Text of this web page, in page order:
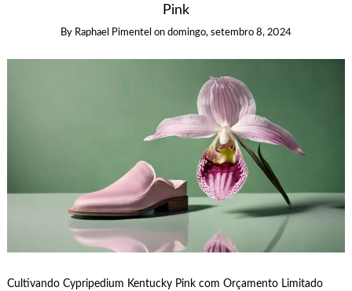
Pink
By Raphael Pimentel on domingo, setembro 8, 2024
Cultivando Cypripedium Kentucky Pink com Orçamento Limitado